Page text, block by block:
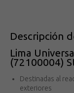
Descripción
Lima
(72100004)
Destinadas al
exteriores